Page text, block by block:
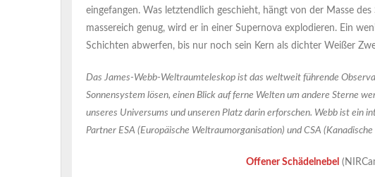
eingefangen. Was letztendlich geschieht, hängt von der Masse
massereich genug, wird er in einer Supernova explodieren. Ein
Schichten abwerfen, bis nur noch sein Kern als dichter Weißer
Das James-Webb-Weltraumteleskop ist das weltweit führende
Sonnensystem lösen, einen Blick auf ferne Welten um andere Sterne
unseres Universums und unseren Platz darin erforschen. Webb ist ein
Partner ESA (Europäische Weltraumorganisation) und CSA
Offener Schädelnebel